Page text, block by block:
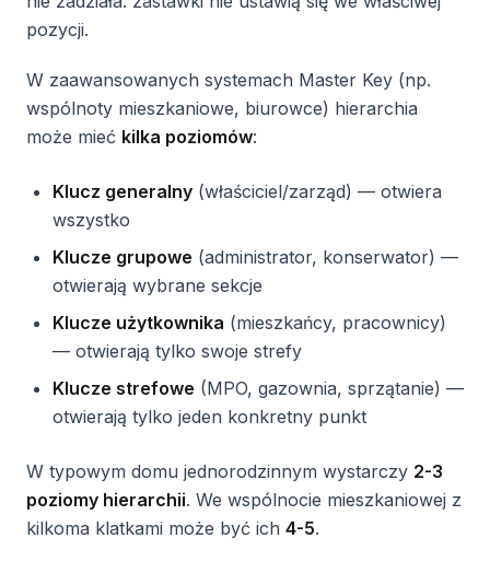
pozycji.
W zaawansowanych systemach Master Key (np.
wspólnoty mieszkaniowe, biurowce) hierarchia
może mieć kilka poziomów:
Klucz generalny (właściciel/zarząd) — otwiera
wszystko
Klucze grupowe (administrator, konserwator) —
otwierają wybrane sekcje
Klucze użytkownika (mieszkańcy, pracownicy)
— otwierają tylko swoje strefy
Klucze strefowe (MPO, gazownia, sprzątanie) —
otwierają tylko jeden konkretny punkt
W typowym domu jednorodzinnym wystarczy 2-3
poziomy hierarchii. We wspólnocie mieszkaniowej z
kilkoma klatkami może być ich 4-5.